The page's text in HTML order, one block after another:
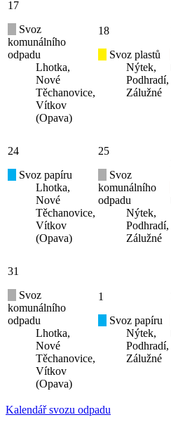
17
Svoz
komunálního
odpadu
Lhotka,
Nové
Těchanovice,
Vítkov
(Opava)
18
Svoz plastů
Nýtek,
Podhradí,
Zálužné
24
Svoz papíru
Lhotka,
Nové
Těchanovice,
Vítkov
(Opava)
25
Svoz
komunálního
odpadu
Nýtek,
Podhradí,
Zálužné
31
Svoz
komunálního
odpadu
Lhotka,
Nové
Těchanovice,
Vítkov
(Opava)
1
Svoz papíru
Nýtek,
Podhradí,
Zálužné
Kalendář svozu odpadu